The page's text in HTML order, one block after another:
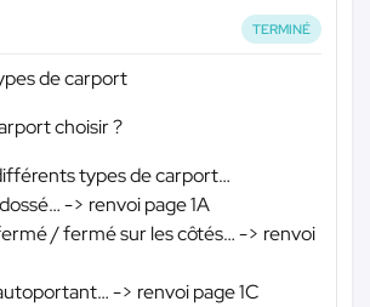
TERMINÉ
de carport
choisir ?
types de carport…
-> renvoi page 1A
/ fermé sur les côtés… -> renvoi
-> renvoi page 1C